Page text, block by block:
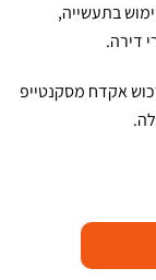
בתעשייה,
דירה.
אקדח מסקנטייפ